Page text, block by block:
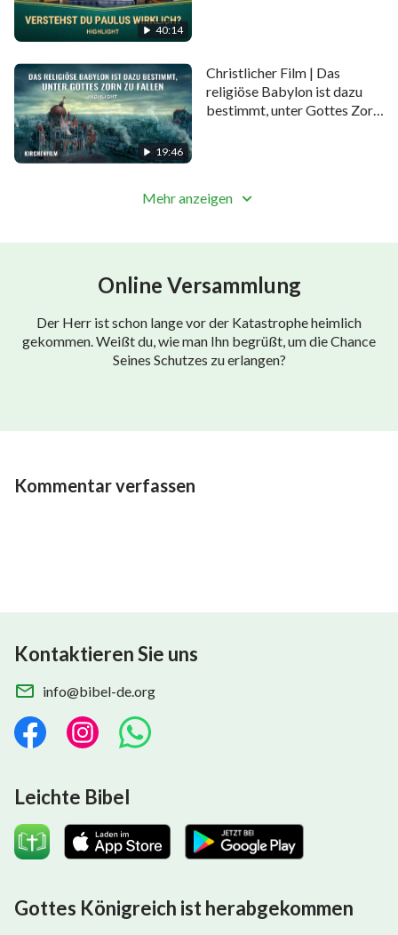
40:14
19:46
Christlicher Film | Das
religiöse Babylon ist dazu
bestimmt, unter Gottes Zorn
Mehr anzeigen
Online Versammlung
Der Herr ist schon lange vor der Katastrophe heimlich
gekommen. Weißt du, wie man Ihn begrüßt, um die Chance
Seines Schutzes zu erlangen?
Kommentar verfassen
Kontaktieren Sie uns
info@bibel-de.org
Leichte Bibel
Gottes Königreich ist herabgekommen